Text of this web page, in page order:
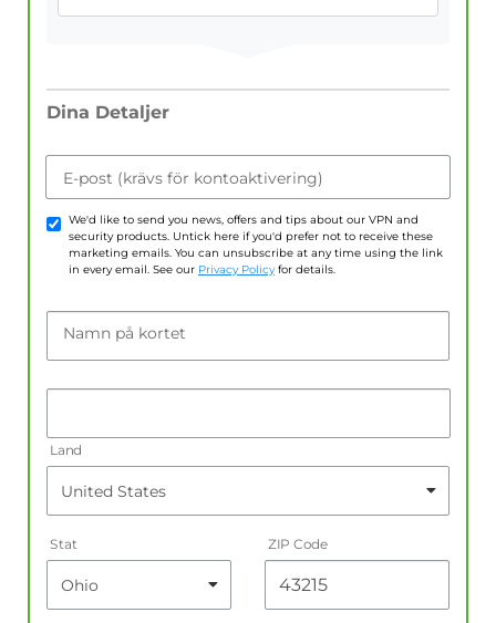
Dina Detaljer
E-post (krävs för kontoaktivering)
We'd like to send you news, offers and tips about our VPN and
security products. Untick here if you'd prefer not to receive these
marketing emails. You can unsubscribe at any time using the link
in every email. See our Privacy Policy for details.
Namn på kortet
Land
Stat ZIP Code